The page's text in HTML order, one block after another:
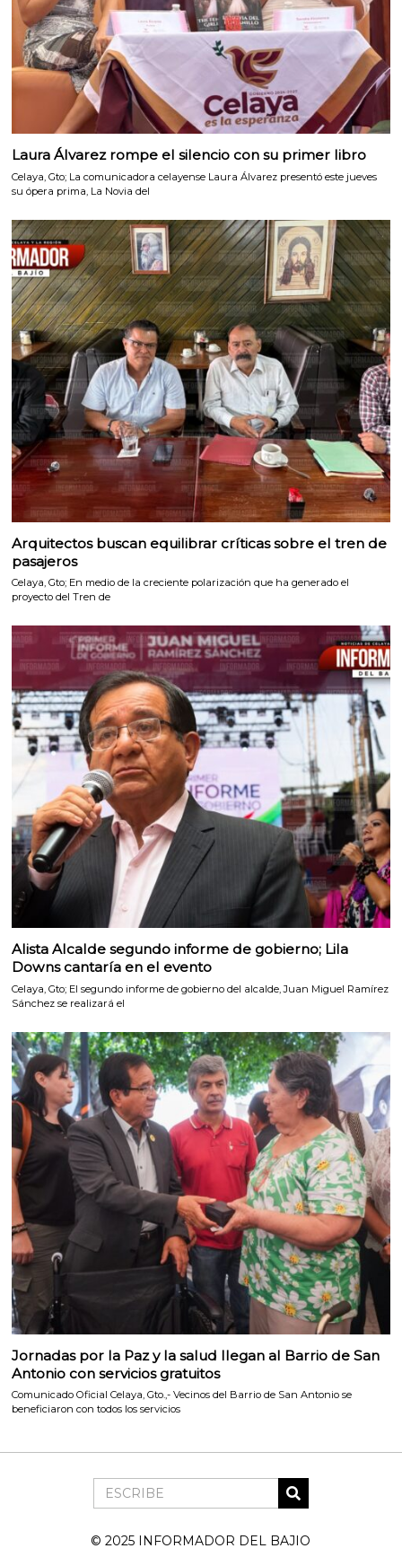
Laura Álvarez rompe el silencio con su primer libro
Celaya, Gto; La comunicadora celayense Laura Álvarez presentó este jueves
su ópera prima, La Novia del
Arquitectos buscan equilibrar críticas sobre el tren de
pasajeros
Celaya, Gto; En medio de la creciente polarización que ha generado el
proyecto del Tren de
Alista Alcalde segundo informe de gobierno; Lila
Downs cantaría en el evento
Celaya, Gto; El segundo informe de gobierno del alcalde, Juan Miguel Ramírez
Sánchez se realizará el
Jornadas por la Paz y la salud llegan al Barrio de San
Antonio con servicios gratuitos
Comunicado Oficial Celaya, Gto.,- Vecinos del Barrio de San Antonio se
beneficiaron con todos los servicios
© 2025 INFORMADOR DEL BAJIO